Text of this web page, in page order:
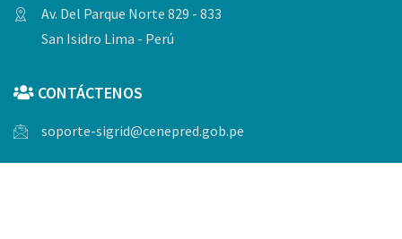
Av. Del Parque Norte 829 - 833
San Isidro Lima - Perú
CONTÁCTENOS
soporte-sigrid@cenepred.gob.pe